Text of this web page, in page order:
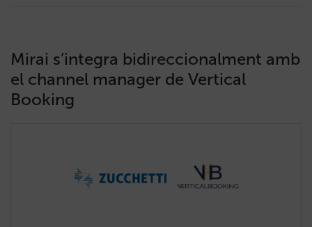
Mirai s’integra bidireccionalment amb
el channel manager de Vertical
Booking